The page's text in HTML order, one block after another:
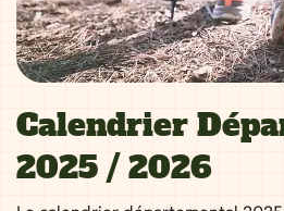
Calendrier
2025 / 2026